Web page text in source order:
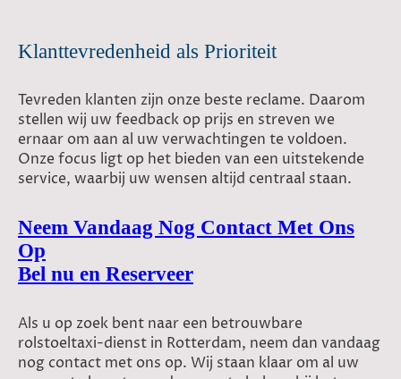
Klanttevredenheid als Prioriteit
Tevreden klanten zijn onze beste reclame. Daarom
stellen wij uw feedback op prijs en streven we
ernaar om aan al uw verwachtingen te voldoen.
Onze focus ligt op het bieden van een uitstekende
service, waarbij uw wensen altijd centraal staan.
Neem Vandaag Nog Contact Met Ons
Op
Bel nu en Reserveer
Als u op zoek bent naar een betrouwbare
rolstoeltaxi-dienst in Rotterdam, neem dan vandaag
nog contact met ons op. Wij staan klaar om al uw